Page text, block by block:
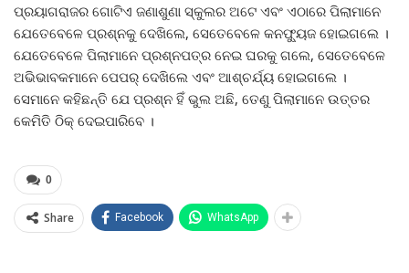
ପ୍ରୟାଗରାଜର ଗୋଟିଏ ଜଣାଶୁଣା ସ୍କୁଲର ଅଟେ ଏବଂ ଏଠାରେ ପିଲାମାନେ
ଯେତେବେଳେ ପ୍ରଶ୍ନକୁ ଦେଖିଲେ, ସେତେବେଳେ କନଫ୍ୟୁଜ ହୋଇଗଲେ ।
ଯେତେବେଳେ ପିଲାମାନେ ପ୍ରଶ୍ନପତ୍ର ନେଇ ଘରକୁ ଗଲେ, ସେତେବେଳେ
ଅଭିଭାବକମାନେ ପେପର୍ ଦେଖିଲେ ଏବଂ ଆଶ୍ଚର୍ଯ୍ୟ ହୋଇଗଲେ ।
ସେମାନେ କହିଛନ୍ତି ଯେ ପ୍ରଶ୍ନ ହିଁ ଭୁଲ ଅଛି, ତେଣୁ ପିଲାମାନେ ଉତ୍ତର
କେମିତି ଠିକ୍ ଦେଇପାରିବେ ।
0
Share Facebook WhatsApp